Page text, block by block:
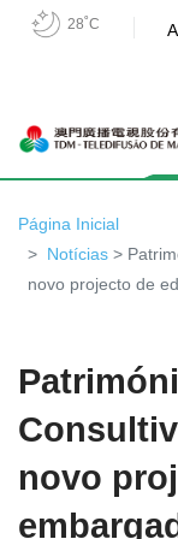
28˚C A
Página Inicial
Notícias >
novo projecto de
novo